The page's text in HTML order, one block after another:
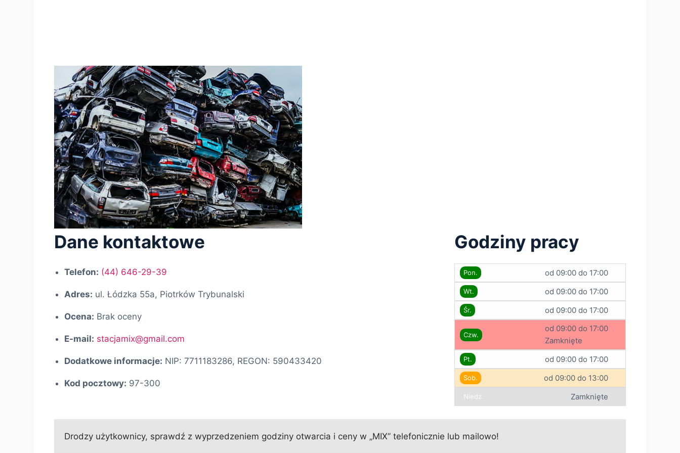
Dane kontaktowe
Telefon: (44) 646-29-39
Adres: ul. Łódzka 55a, Piotrków Trybunalski
Ocena: Brak oceny
E-mail: stacjamix@gmail.com
Dodatkowe informacje: NIP: 7711183286, REGON: 590433420
Kod pocztowy: 97-300
Godziny pracy
Pon. od 09:00 do 17:00
Wt. od 09:00 do 17:00
Śr. od 09:00 do 17:00
Czw.
od 09:00 do 17:00
Zamknięte
Pt. od 09:00 do 17:00
Sob. od 09:00 do 13:00
Niedz. Zamknięte
Drodzy użytkownicy, sprawdź z wyprzedzeniem godziny otwarcia i ceny w „MIX” telefonicznie lub mailowo!